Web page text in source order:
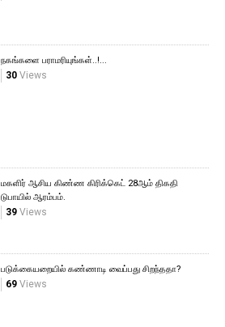
நகங்களை பராமரியுங்கள்..!...
30Views
மகளிர் ஆசிய கிண்ண கிரிக்கெட் 28ஆம் திகதி
டுபாயில் ஆரம்பம்.
39Views
படுக்கையறையில் கண்ணாடி வைப்பது சிறந்ததா?
69Views